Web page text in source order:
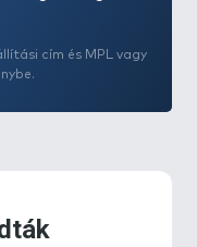
cím és MPL vagy